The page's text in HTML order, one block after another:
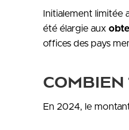
Initialement limitée
été élargie aux
offices des pays
COMBIEN
En 2024, le